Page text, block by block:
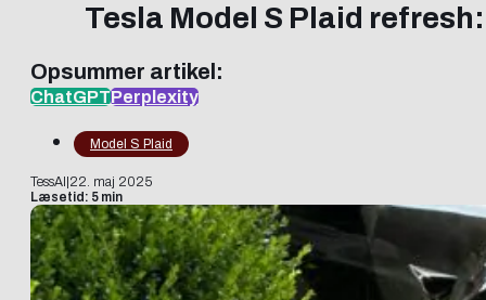
Tesla Model S Plaid
Opsummer artikel:
ChatGPTPerplexity
Model S Plaid
TessAI 22. maj 2025
Læsetid: 5 min